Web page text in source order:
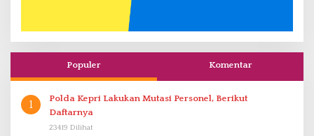
Populer Komentar
1
Polda Kepri Lakukan Mutasi Personel, Berikut
Daftarnya
23419 Dilihat